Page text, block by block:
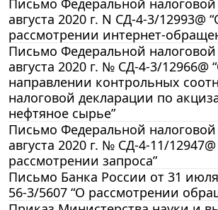
августа 2020 г. N СД-4-3/12993@
рассмотрении интернет-
Письмо Федеральной
августа 2020 г. № СД-4-3/12966@
направлении контрольных
налоговой декларации по
нефтяное сырье”
Письмо Федеральной
августа 2020 г. № СД-4-11/
рассмотрении запроса”
Письмо Банка России от 31
56-3/5607 “О рассмотрении